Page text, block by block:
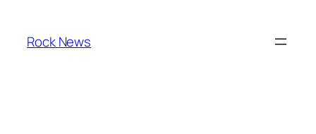
content
Rock News